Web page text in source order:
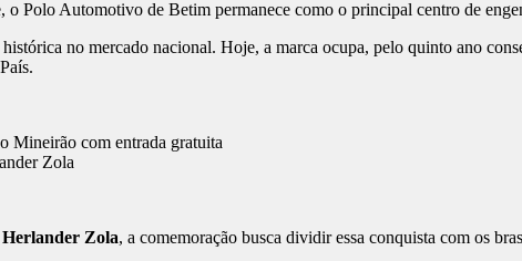
Polo Automotivo de Betim permanece como o principal centro de
no mercado nacional. Hoje, a marca ocupa, pelo quinto ano
Zola
Herlander Zola, a comemoração busca dividir essa conquista com os